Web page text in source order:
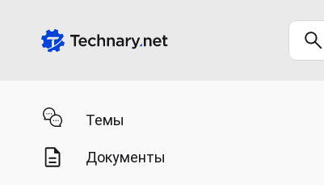
Темы
Документы